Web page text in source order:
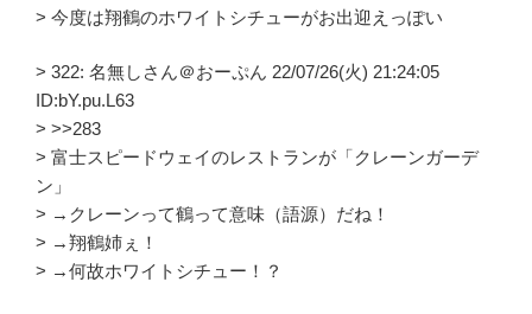
> 今度は翔鶴のホワイトシチューがお出迎えっぽい
> 322: 名無しさん＠おーぷん 22/07/26(火) 21:24:05
ID:bY.pu.L63
> >>283
> 富士スピードウェイのレストランが「クレーンガーデ
ン」
> →クレーンって鶴って意味（語源）だね！
> →翔鶴姉ぇ！
> →何故ホワイトシチュー！？